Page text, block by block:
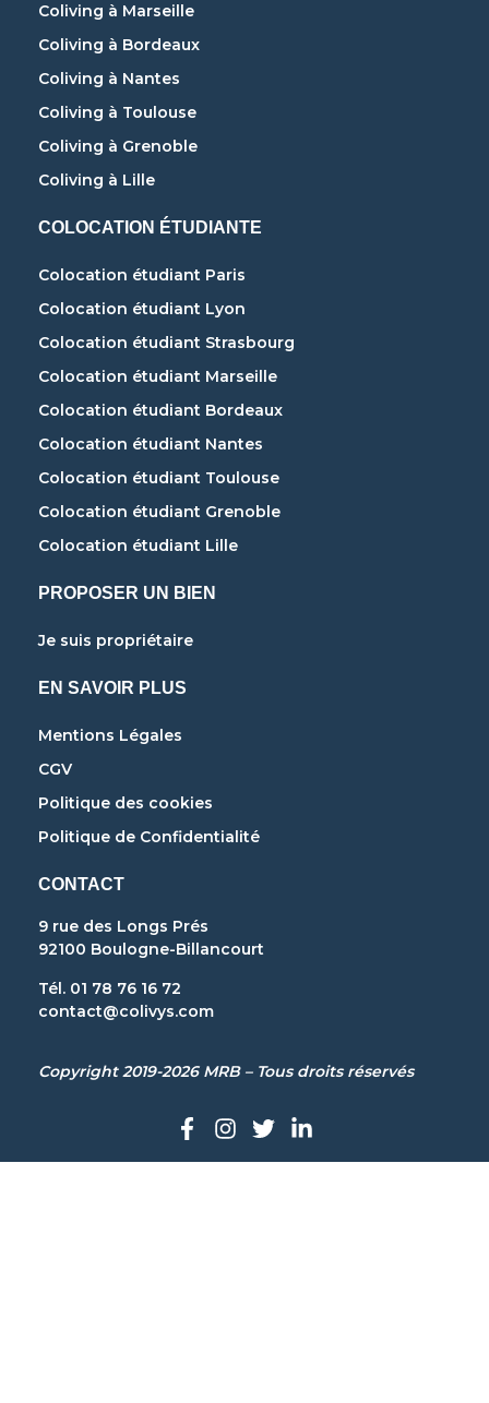
Coliving à Marseille
Coliving à Bordeaux
Coliving à Nantes
Coliving à Toulouse
Coliving à Grenoble
Coliving à Lille
COLOCATION ÉTUDIANTE
Colocation étudiant Paris
Colocation étudiant Lyon
Colocation étudiant Strasbourg
Colocation étudiant Marseille
Colocation étudiant Bordeaux
Colocation étudiant Nantes
Colocation étudiant Toulouse
Colocation étudiant Grenoble
Colocation étudiant Lille
PROPOSER UN BIEN
Je suis propriétaire
EN SAVOIR PLUS
Mentions Légales
CGV
Politique des cookies
Politique de Confidentialité
CONTACT
9 rue des Longs Prés
92100 Boulogne-Billancourt
Tél. 01 78 76 16 72
contact@colivys.com
Copyright 2019-2026 MRB – Tous droits réservés